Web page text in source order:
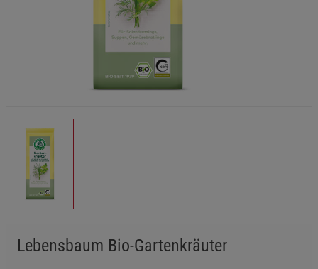
Lebensbaum Bio-Gartenkräuter